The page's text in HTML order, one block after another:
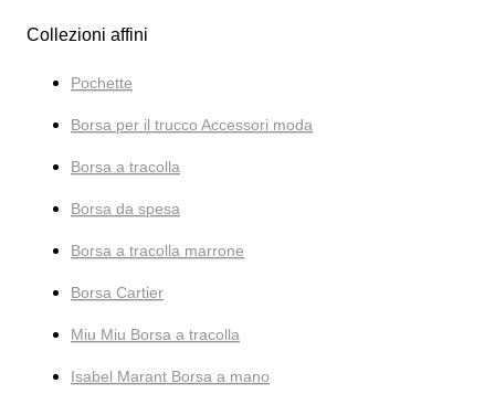
Collezioni affini
Pochette
Borsa per il trucco Accessori moda
Borsa a tracolla
Borsa da spesa
Borsa a tracolla marrone
Borsa Cartier
Miu Miu Borsa a tracolla
Isabel Marant Borsa a mano